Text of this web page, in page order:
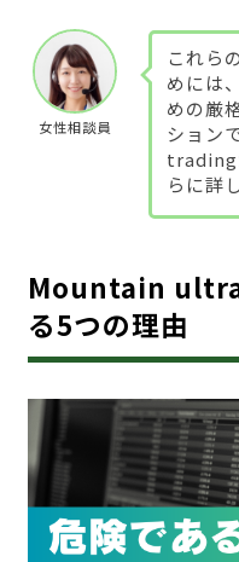
女性相談員
これら
めには
めの厳
ション
trading
らに詳
Mountain
る5つの理由